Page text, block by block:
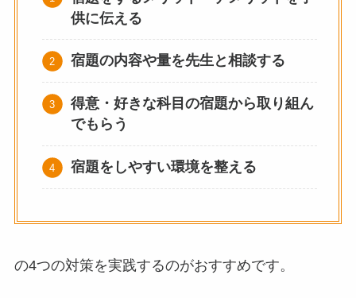
供に伝える
宿題の内容や量を先生と相談する
得意・好きな科目の宿題から取り組ん
でもらう
宿題をしやすい環境を整える
の4つの対策を実践するのがおすすめです。